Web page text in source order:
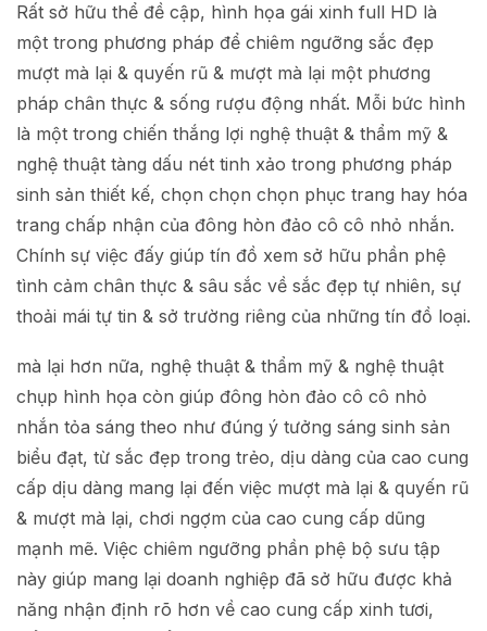
Rất sở hữu thể đề cập, hình họa gái xinh full HD là
một trong phương pháp để chiêm ngưỡng sắc đẹp
mượt mà lại & quyến rũ & mượt mà lại một phương
pháp chân thực & sống rượu động nhất. Mỗi bức hình
là một trong chiến thắng lợi nghệ thuật & thẩm mỹ &
nghệ thuật tàng dấu nét tinh xảo trong phương pháp
sinh sản thiết kế, chọn chọn chọn phục trang hay hóa
trang chấp nhận của đông hòn đảo cô cô nhỏ nhắn.
Chính sự việc đấy giúp tín đồ xem sở hữu phần phệ
tình cảm chân thực & sâu sắc về sắc đẹp tự nhiên, sự
thoải mái tự tin & sở trường riêng của những tín đồ loại.
mà lại hơn nữa, nghệ thuật & thẩm mỹ & nghệ thuật
chụp hình họa còn giúp đông hòn đảo cô cô nhỏ
nhắn tỏa sáng theo như đúng ý tưởng sáng sinh sản
biểu đạt, từ sắc đẹp trong trẻo, dịu dàng của cao cung
cấp dịu dàng mang lại đến việc mượt mà lại & quyến rũ
& mượt mà lại, chơi ngợm của cao cung cấp dũng
mạnh mẽ. Việc chiêm ngưỡng phần phệ bộ sưu tập
này giúp mang lại doanh nghiệp đã sở hữu được khả
năng nhận định rõ hơn về cao cung cấp xinh tươi,